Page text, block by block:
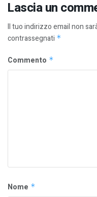
Lascia un
Il tuo indirizzo email non
contrassegnati *
Commento *
Nome *